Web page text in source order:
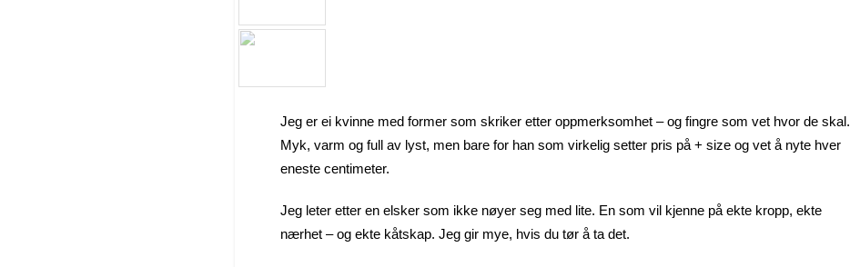
Jeg er ei kvinne med former som skriker etter oppmerksomhet – og fingre som vet hvor de skal.
Myk, varm og full av lyst, men bare for han som virkelig setter pris på + size og vet å nyte hver
eneste centimeter.
Jeg leter etter en elsker som ikke nøyer seg med lite. En som vil kjenne på ekte kropp, ekte
nærhet – og ekte kåtskap. Jeg gir mye, hvis du tør å ta det.